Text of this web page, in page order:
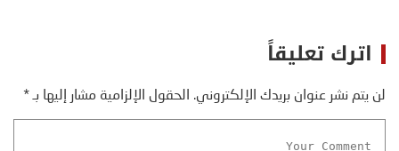
اترك تعليقاً
لن يتم نشر عنوان بريدك الإلكتروني. الحقول الإلزامية مشار إليها بـ*